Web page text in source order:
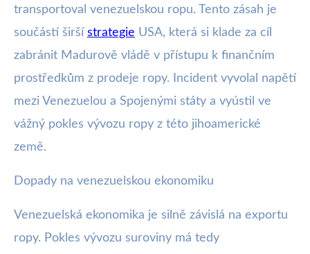
transportoval venezuelskou ropu. Tento zásah je
součástí širší strategie USA, která si klade za cíl
zabránit Madurově vládě v přístupu k finančním
prostředkům z prodeje ropy. Incident vyvolal napětí
mezi Venezuelou a Spojenými státy a vyústil ve
vážný pokles vývozu ropy z této jihoamerické
země.
Dopady na venezuelskou ekonomiku
Venezuelská ekonomika je silně závislá na exportu
ropy. Pokles vývozu suroviny má tedy